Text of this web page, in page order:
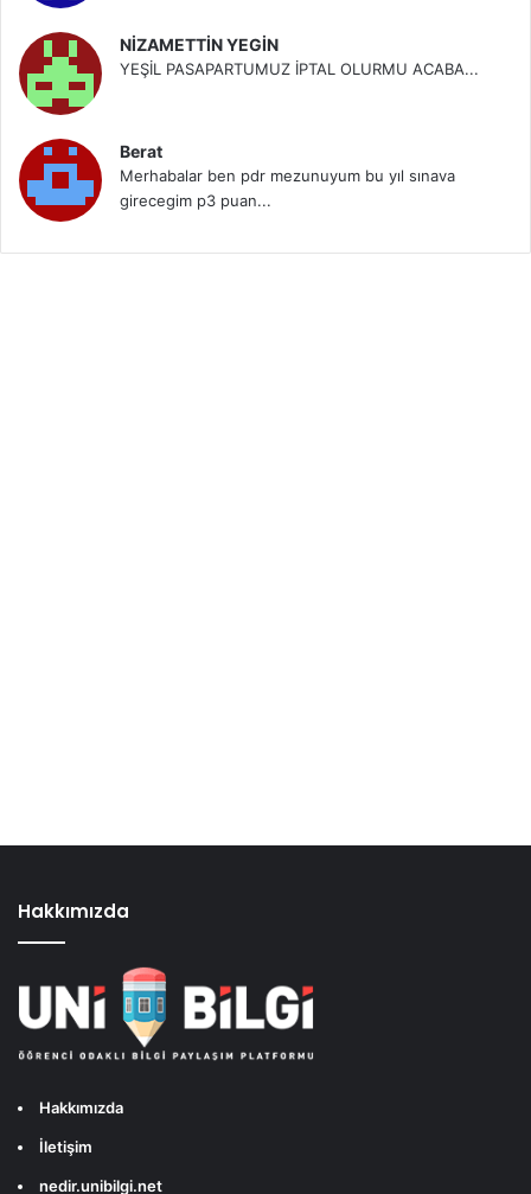
NİZAMETTİN YEGİN
YEŞİL PASAPARTUMUZ İPTAL OLURMU ACABA...
Berat
Merhabalar ben pdr mezunuyum bu yıl sınava
girecegim p3 puan...
Hakkımızda
Hakkımızda
İletişim
nedir.unibilgi.net